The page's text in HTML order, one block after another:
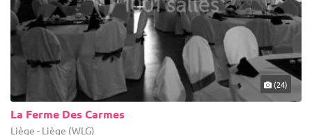
(24)
La Ferme Des Carmes
Liège - Liège (WLG)